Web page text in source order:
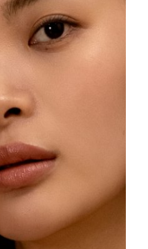
Livraison estimée13.08.2026
Livraison estimée
estimée
estimée
Livraison estimée11.08.2026
Livraison estimée